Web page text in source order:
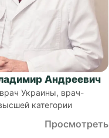
Андреевич
Украины, врач-
категории
Просмотреть